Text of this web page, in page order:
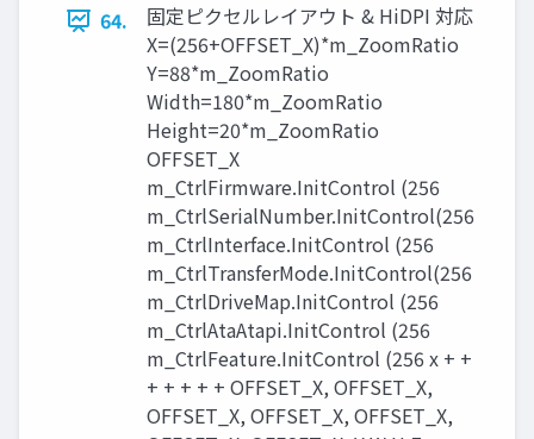
64.
固定ピクセルレイアウト & HiDPI 対応
X=(256+OFFSET_X)*m_ZoomRatio
Y=88*m_ZoomRatio
Width=180*m_ZoomRatio
Height=20*m_ZoomRatio
OFFSET_X
m_CtrlFirmware.InitControl (256
m_CtrlSerialNumber.InitControl(256
m_CtrlInterface.InitControl (256
m_CtrlTransferMode.InitControl(256
m_CtrlDriveMap.InitControl (256
m_CtrlAtaAtapi.InitControl (256
m_CtrlFeature.InitControl (256 x + +
+ + + + + OFFSET_X, OFFSET_X,
OFFSET_X, OFFSET_X, OFFSET_X,